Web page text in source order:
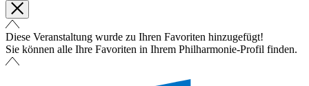
Diese Veranstaltung wurde zu Ihren Favoriten hinzugefügt!
Sie können alle Ihre Favoriten in Ihrem Philharmonie-Profil finden.